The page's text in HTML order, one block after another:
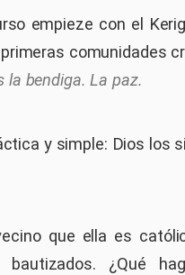
empieze con el
comunidades
la bendiga. La paz.
y simple: Dios los
que ella es
¿Qué